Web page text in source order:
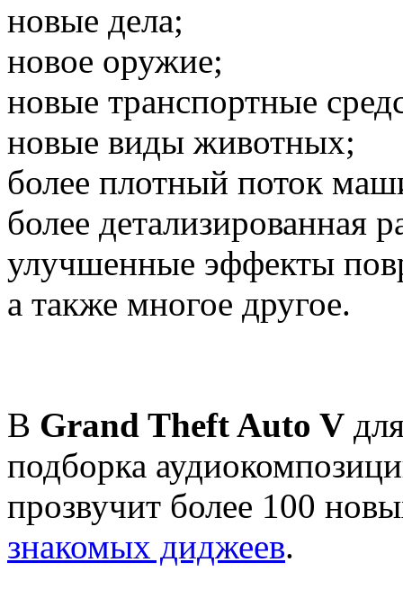
новые дела;
новое оружие;
новые транспортные
новые виды животных;
более плотный поток
более детализированная
улучшенные эффекты
а также многое другое.
В Grand Theft Auto V
подборка
прозвучит более 100
знакомых диджеев.